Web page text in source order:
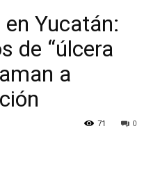
Yucatán:
de “úlcera
a
0
71